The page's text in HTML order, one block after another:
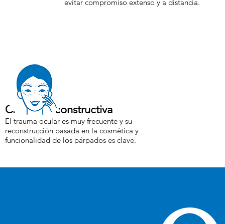
Cirugía Reconstructiva
El trauma ocular es muy frecuente y su
reconstrucción basada en la cosmética y
funcionalidad de los párpados es clave.
evitar compromiso extenso y a distancia.